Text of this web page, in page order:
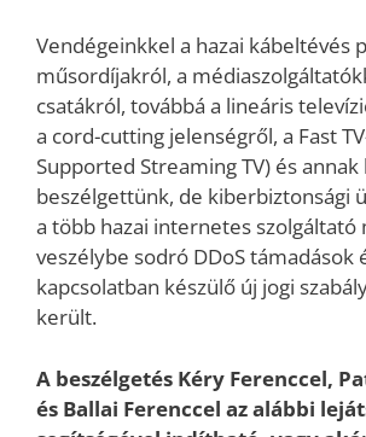
Vendégeinkkel a hazai kábeltévés
műsordíjakról, a
csatákról, továbbá a lineáris
a cord-cutting jelenségről, a Fast
Supported Streaming TV) és
beszélgettünk, de kiberbiztonsági
a több hazai internetes szolgáltató
veszélybe sodró DDoS támadások
kapcsolatban készülő új jogi
került.
A beszélgetés Kéry Ferenccel,
és Ballai Ferenccel az alábbi